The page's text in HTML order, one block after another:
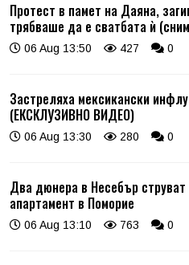
Протест в памет на Даяна,
трябваше да е сватбата ѝ
06 Aug 13:50 427 0
Застреляха мексикански
(ЕКСКЛУЗИВНО ВИДЕО)
06 Aug 13:30 280 0
Два дюнера в Несебър
апартамент в Поморие
06 Aug 13:10 763 0